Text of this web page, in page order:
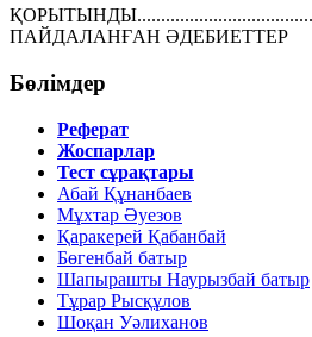
ПАЙДАЛАНҒАН ӘДЕБИЕТТЕР
Бөлімдер
Реферат
Жоспарлар
Тест сұрақтары
Абай Құнанбаев
Мұхтар Әуезов
Қаракерей Қабанбай
Бөгенбай батыр
Шапырашты Наурызбай батыр
Тұрар Рысқұлов
Шоқан Уәлиханов